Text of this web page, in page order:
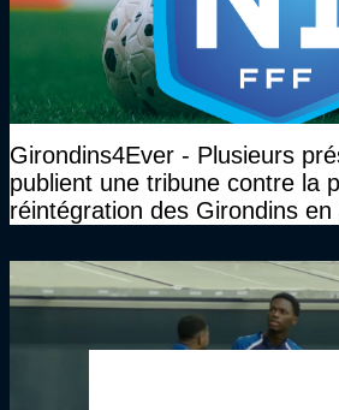
Girondins4Ever - Plusieurs
publient une tribune contre la
réintégration des Girondins en